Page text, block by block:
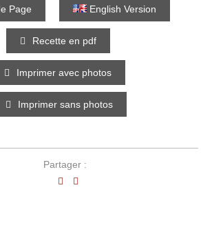
Page English Version
Recette en pdf
Imprimer avec photos
Imprimer sans photos
Partager :